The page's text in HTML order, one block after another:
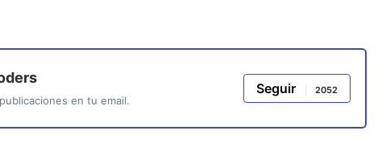
en tu email.
Seguir 2052